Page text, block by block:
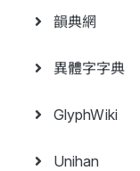
韻典網
異體字字典
GlyphWiki
Unihan